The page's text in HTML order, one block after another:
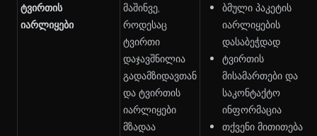
ტვირთის
იარლიყები
მაშინვე,
როდესაც
ტვირთი
დაჯავშნილია
გადამზიდავთან
და ტვირთის
იარლიყები
მზადაა
ბმული პაკეტის
იარლიყების
დასაბეჭდად
ტვირთის
მისამართები და
საკონტაქტო
ინფორმაცია
თქვენი მითითება